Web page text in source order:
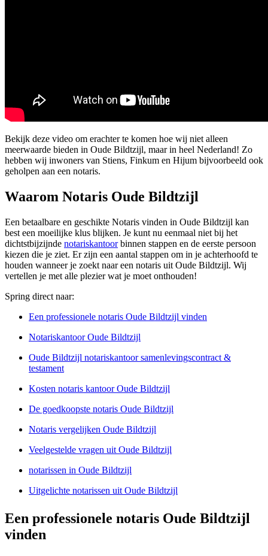
Bekijk deze video om erachter te komen hoe wij niet alleen
meerwaarde bieden in Oude Bildtzijl, maar in heel Nederland! Zo
hebben wij inwoners van Stiens, Finkum en Hijum bijvoorbeeld ook
geholpen aan een notaris.
Waarom Notaris Oude Bildtzijl
Een betaalbare en geschikte Notaris vinden in Oude Bildtzijl kan
best een moeilijke klus blijken. Je kunt nu eenmaal niet bij het
dichtstbijzijnde notariskantoorbinnen stappen en de eerste persoon
kiezen die je ziet. Er zijn een aantal stappen om in je achterhoofd te
houden wanneer je zoekt naar een notaris uit Oude Bildtzijl. Wij
vertellen je met alle plezier wat je moet onthouden!
Spring direct naar:
Een professionele notaris Oude Bildtzijl vinden
Notariskantoor Oude Bildtzijl
Oude Bildtzijl notariskantoor samenlevingscontract &
testament
Kosten notaris kantoor Oude Bildtzijl
De goedkoopste notaris Oude Bildtzijl
Notaris vergelijken Oude Bildtzijl
Veelgestelde vragen uit Oude Bildtzijl
notarissen in Oude Bildtzijl
Uitgelichte notarissen uit Oude Bildtzijl
Een professionele notaris Oude Bildtzijl
vinden